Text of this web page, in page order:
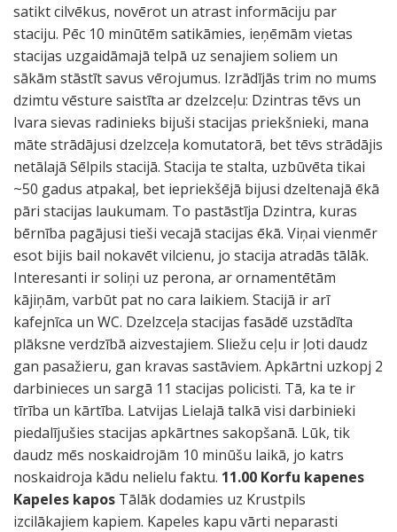
satikt cilvēkus, novērot un atrast informāciju par
staciju. Pēc 10 minūtēm satikāmies, ieņēmām vietas
stacijas uzgaidāmajā telpā uz senajiem soliem un
sākām stāstīt savus vērojumus. Izrādījās trim no mums
dzimtu vēsture saistīta ar dzelzceļu: Dzintras tēvs un
Ivara sievas radinieks bijuši stacijas priekšnieki, mana
māte strādājusi dzelzceļa komutatorā, bet tēvs strādājis
netālajā Sēlpils stacijā. Stacija te stalta, uzbūvēta tikai
~50 gadus atpakaļ, bet iepriekšējā bijusi dzeltenajā ēkā
pāri stacijas laukumam. To pastāstīja Dzintra, kuras
bērnība pagājusi tieši vecajā stacijas ēkā. Viņai vienmēr
esot bijis bail nokavēt vilcienu, jo stacija atradās tālāk.
Interesanti ir soliņi uz perona, ar ornamentētām
kājiņām, varbūt pat no cara laikiem. Stacijā ir arī
kafejnīca un WC. Dzelzceļa stacijas fasādē uzstādīta
plāksne verdzībā aizvestajiem. Sliežu ceļu ir ļoti daudz
gan pasažieru, gan kravas sastāviem. Apkārtni uzkopj 2
darbinieces un sargā 11 stacijas policisti. Tā, ka te ir
tīrība un kārtība. Latvijas Lielajā talkā visi darbinieki
piedalījušies stacijas apkārtnes sakopšanā. Lūk, tik
daudz mēs noskaidrojām 10 minūšu laikā, jo katrs
noskaidroja kādu nelielu faktu. 11.00 Korfu kapenes
Kapeles kapos Tālāk dodamies uz Krustpils
izcilākajiem kapiem. Kapeles kapu vārti neparasti